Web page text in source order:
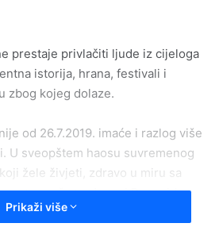
prestaje privlačiti ljude iz cijeloga
istorija, hrana, festivali i
zbog kojeg dolaze.
od 26.7.2019. imaće i razlog više
U sveopštem haosu suvremenog
žele živjeti, zdravo u miru sa
to pruža trodnevni Pyramid
ambijentu, sportsko –
Prikaži više